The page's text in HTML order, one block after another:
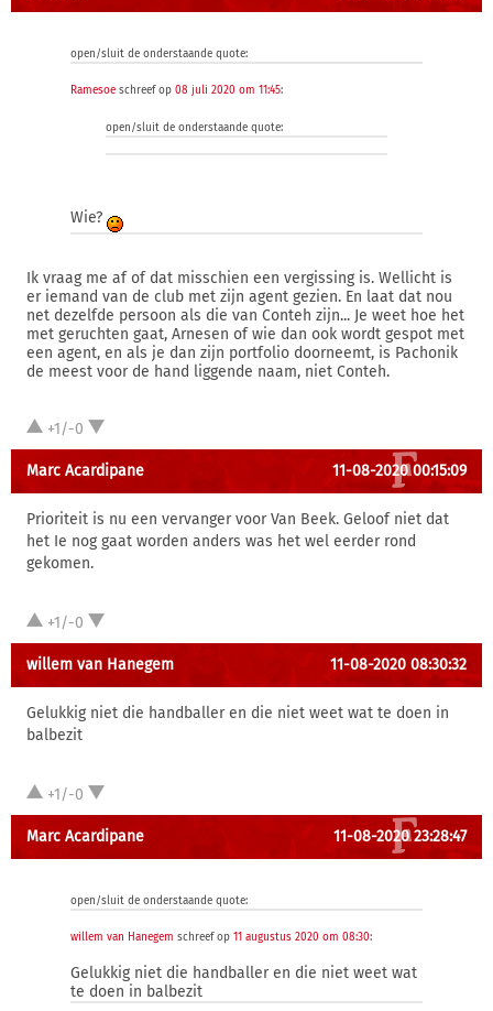
open/sluit de onderstaande quote:
Ramesoe schreef op 08 juli 2020 om 11:45:
open/sluit de onderstaande quote:
Wie?
Ik vraag me af of dat misschien een vergissing is. Wellicht is
er iemand van de club met zijn agent gezien. En laat dat nou
net dezelfde persoon als die van Conteh zijn... Je weet hoe het
met geruchten gaat, Arnesen of wie dan ook wordt gespot met
een agent, en als je dan zijn portfolio doorneemt, is Pachonik
de meest voor de hand liggende naam, niet Conteh.
+1/-0
Marc Acardipane 11-08-2020 00:15:09
Prioriteit is nu een vervanger voor Van Beek. Geloof niet dat
het Ie nog gaat worden anders was het wel eerder rond
gekomen.
+1/-0
willem van Hanegem 11-08-2020 08:30:32
Gelukkig niet die handballer en die niet weet wat te doen in
balbezit
+1/-0
Marc Acardipane 11-08-2020 23:28:47
open/sluit de onderstaande quote:
willem van Hanegem schreef op 11 augustus 2020 om 08:30:
Gelukkig niet die handballer en die niet weet wat
te doen in balbezit